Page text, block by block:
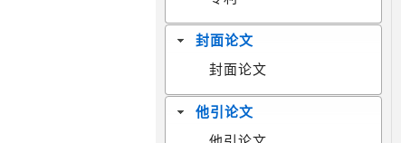
封面论文
封面论文
他引论文